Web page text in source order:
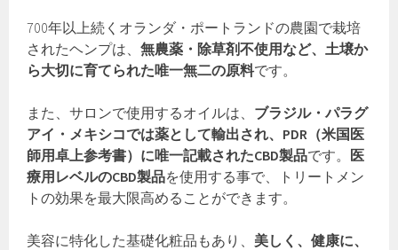
700年以上続くオランダ・ポートランドの農園で栽培
されたヘンプは、無農薬・除草剤不使用など、土壌か
ら大切に育てられた唯一無二の原料です。
また、サロンで使用するオイルは、 ブラジル・パラグ
アイ・メキシコでは薬として輸出され、PDR（米国医
師用卓上参考書）に唯一記載されたCBD製品です。 医
療用レベルのCBD製品を使用する事で、トリートメン
トの効果を最大限高めることができます。
美容に特化した基礎化粧品もあり、 美しく、健康に、